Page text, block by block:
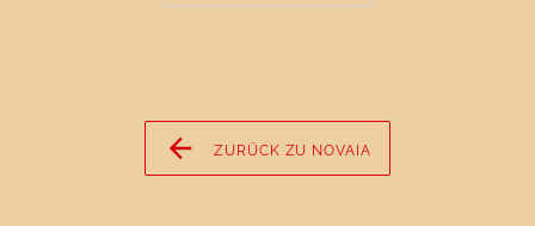
ZURÜCK ZU NOVAIA